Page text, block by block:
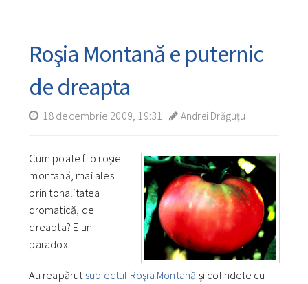
Roşia Montană e puternic
de dreapta
18 decembrie 2009, 19:31 Andrei Drăguţu
Cum poate fi o roşie
montană, mai ales
prin tonalitatea
cromatică, de
dreapta? E un
paradox.
Au reapărutsubiectul Roşia Montană şi colindele cu